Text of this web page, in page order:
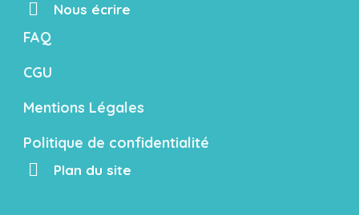
Nous écrire
FAQ
CGU
Mentions Légales
Politique de confidentialité
Plan du site